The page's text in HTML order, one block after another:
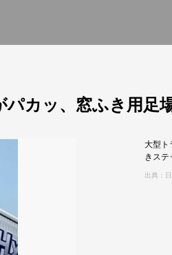
カッ、窓ふき用足
大型ト
きステ
出典：